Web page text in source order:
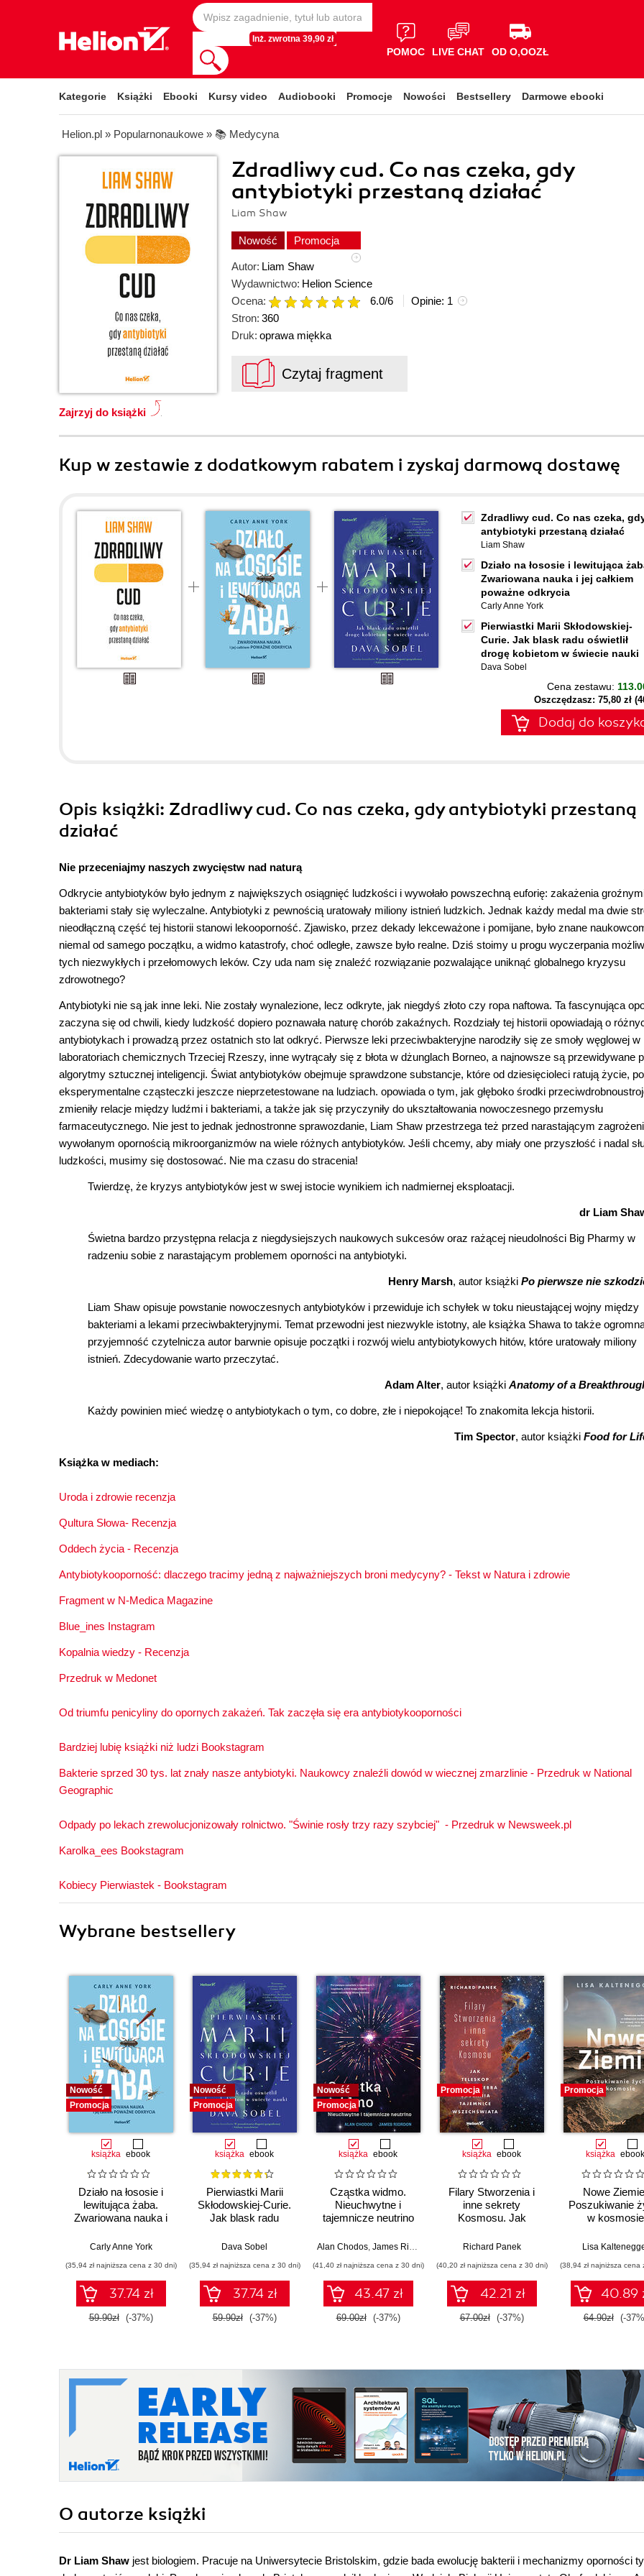
Inż. zwrotna 39,90 zł
POMOC LIVE CHAT OD O,OOZŁ
Kategorie Książki Ebooki Kursy video Audiobooki Promocje Nowości Bestsellery Darmowe ebooki
Helion.pl » Popularnonaukowe » 📚 Medycyna
Zdradliwy cud. Co nas czeka, gdy
antybiotyki przestaną działać
Liam Shaw
Nowość Promocja
Zajrzyj do książki
Autor: Liam Shaw
Wydawnictwo: Helion Science
Ocena:
6.0/6 Opinie: 1
Stron: 360
Druk: oprawa miękka
Czytaj fragment
Kup w zestawie z dodatkowym rabatem i zyskaj darmową dostawę
Zdradliwy cud. Co nas czeka,
antybiotyki przestaną działać
Liam Shaw
Działo na łososie i lewitująca
Zwariowana nauka i jej całkiem
poważne odkrycia
Carly Anne York
Pierwiastki Marii Skłodowskiej-
Curie. Jak blask radu oświetlił
drogę kobietom w świecie nauki
Dava Sobel
Cena zestawu:
Oszczędzasz: 75,80 zł
Dodaj do
Opis książki: Zdradliwy cud. Co nas czeka, gdy antybiotyki przestaną
działać
Nie przeceniajmy naszych zwycięstw nad naturą
Odkrycie antybiotyków było jednym z największych osiągnięć ludzkości i wywołało powszechną euforię: zakażenia
bakteriami stały się wyleczalne. Antybiotyki z pewnością uratowały miliony istnień ludzkich. Jednak każdy medal ma dwie
nieodłączną część tej historii stanowi lekooporność. Zjawisko, przez dekady lekceważone i pomijane, było znane
niemal od samego początku, a widmo katastrofy, choć odległe, zawsze było realne. Dziś stoimy u progu wyczerpania
tych niezwykłych i przełomowych leków. Czy uda nam się znaleźć rozwiązanie pozwalające uniknąć globalnego kryzysu
zdrowotnego?
Antybiotyki nie są jak inne leki. Nie zostały wynalezione, lecz odkryte, jak niegdyś złoto czy ropa naftowa. Ta fascynująca
zaczyna się od chwili, kiedy ludzkość dopiero poznawała naturę chorób zakaźnych. Rozdziały tej historii opowiadają o
antybiotykach i prowadzą przez ostatnich sto lat odkryć. Pierwsze leki przeciwbakteryjne narodziły się ze smoły węglowej w
laboratoriach chemicznych Trzeciej Rzeszy, inne wytrącały się z błota w dżunglach Borneo, a najnowsze są przewidywane
algorytmy sztucznej inteligencji. Świat antybiotyków obejmuje sprawdzone substancje, które od dziesięcioleci ratują życie, po
eksperymentalne cząsteczki jeszcze nieprzetestowane na ludziach. opowiada o tym, jak głęboko środki
zmieniły relacje między ludźmi i bakteriami, a także jak się przyczyniły do ukształtowania nowoczesnego przemysłu
farmaceutycznego. Nie jest to jednak jednostronne sprawozdanie, Liam Shaw przestrzega też przed narastającym
wywołanym opornością mikroorganizmów na wiele różnych antybiotyków. Jeśli chcemy, aby miały one przyszłość i nadal
ludzkości, musimy się dostosować. Nie ma czasu do stracenia!
Twierdzę, że kryzys antybiotyków jest w swej istocie wynikiem ich nadmiernej eksploatacji.
dr Liam
Świetna bardzo przystępna relacja z niegdysiejszych naukowych sukcesów oraz rażącej nieudolności Big Pharmy w
radzeniu sobie z narastającym problemem oporności na antybiotyki.
Henry Marsh, autor książki Po pierwsze nie
Liam Shaw opisuje powstanie nowoczesnych antybiotyków i przewiduje ich schyłek w toku nieustającej wojny między
bakteriami a lekami przeciwbakteryjnymi. Temat przewodni jest niezwykle istotny, ale książka Shawa to także
przyjemność czytelnicza autor barwnie opisuje początki i rozwój wielu antybiotykowych hitów, które uratowały miliony
istnień. Zdecydowanie warto przeczytać.
Adam Alter, autor książki Anatomy of a
Każdy powinien mieć wiedzę o antybiotykach o tym, co dobre, złe i niepokojące! To znakomita lekcja historii.
Tim Spector, autor książki Food for
Książka w mediach:
Uroda i zdrowie recenzja
Qultura Słowa- Recenzja
Oddech życia - Recenzja
Antybiotykooporność: dlaczego tracimy jedną z najważniejszych broni medycyny? - Tekst w Natura i zdrowie
Fragment w N-Medica Magazine
Blue_ines Instagram
Kopalnia wiedzy - Recenzja
Przedruk w Medonet
Od triumfu penicyliny do opornych zakażeń. Tak zaczęła się era antybiotykooporności
Bardziej lubię książki niż ludzi Bookstagram
Bakterie sprzed 30 tys. lat znały nasze antybiotyki. Naukowcy znaleźli dowód w wiecznej zmarzlinie - Przedruk w National
Geographic
Odpady po lekach zrewolucjonizowały rolnictwo. "Świnie rosły trzy razy szybciej" - Przedruk w Newsweek.pl
Karolka_ees Bookstagram
Kobiecy Pierwiastek - Bookstagram
Wybrane bestsellery
Nowość
Promocja
książka ebook
Działo na łososie i
lewitująca żaba.
Zwariowana nauka i
odkrycia
Carly Anne York
(35,94 zł najniższa cena z 30 dni)
37.74 zł
59.90zł (-37%)
Nowość
Promocja
książka ebook
Pierwiastki Marii
Skłodowskiej-Curie.
Jak blask radu
kobietom w świecie
Dava Sobel
(35,94 zł najniższa cena z 30 dni)
37.74 zł
59.90zł (-37%)
Nowość
Promocja
książka ebook
Cząstka widmo.
Nieuchwytne i
tajemnicze neutrino
Alan Chodos, James Riordon
(41,40 zł najniższa cena z 30 dni)
43.47 zł
69.00zł (-37%)
Promocja
książka ebook
Filary Stworzenia i
inne sekrety
Kosmosu. Jak
Webba odsłania
Wszechświata
Richard Panek
(40,20 zł najniższa cena z 30 dni)
42.21 zł
67.00zł (-37%)
Promocja
książka ebook
Nowe
Poszukiwanie
w kosmosie
Lisa
(38,94 zł najniższa cena
40.89
64.90zł (-
O autorze książki
Dr Liam Shaw jest biologiem. Pracuje na Uniwersytecie Bristolskim, gdzie bada ewolucję bakterii i mechanizmy oporności